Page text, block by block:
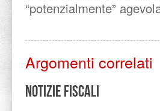
“potenzialmente”
Argomenti correlati
Notizie Fiscali